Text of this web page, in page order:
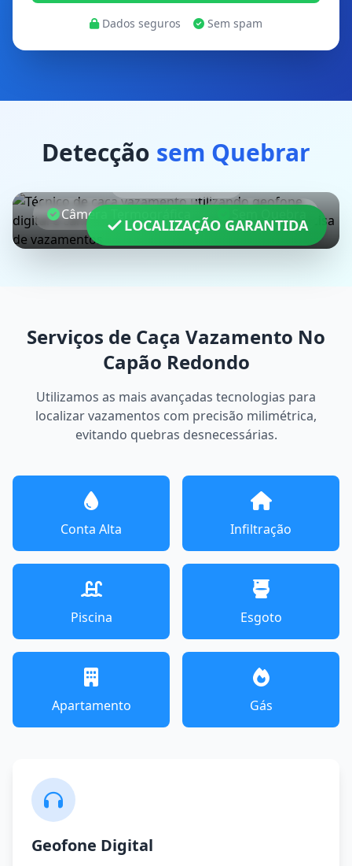
Dados seguros Sem spam
Detecção sem Quebrar
LOCALIZAÇÃO GARANTIDA
Câmera Termográfica
Serviços de Caça Vazamento No
Capão Redondo
Utilizamos as mais avançadas tecnologias para
localizar vazamentos com precisão milimétrica,
evitando quebras desnecessárias.
Conta Alta Infiltração
Piscina Esgoto
Apartamento Gás
Geofone Digital